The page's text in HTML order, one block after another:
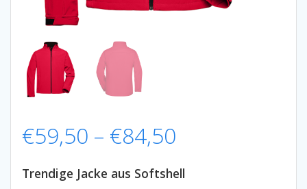
€59,50 – €84,50
€59,50
Trendige Jacke aus Softshell